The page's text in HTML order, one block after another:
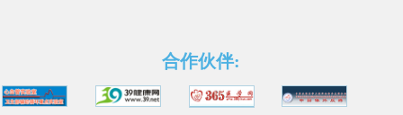
合作伙伴: